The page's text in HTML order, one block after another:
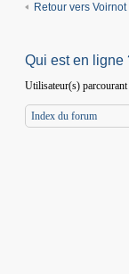
Retour vers Voirnot
Qui est en ligne
Utilisateur(s)
Index du forum